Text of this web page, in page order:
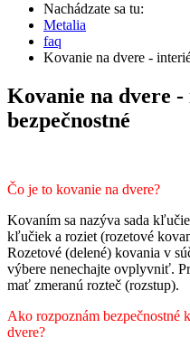
Nachádzate sa tu:
Metalia
faq
Kovanie na dvere -
Kovanie na dvere
bezpečnostné
Čo je to kovanie na dvere?
Kovaním sa nazýva sada
kľučiek a roziet (rozetové
Rozetové (delené) kovania v
výbere nenechajte ovplyvniť.
mať zmeranú rozteč (rozstup).
Ako rozpoznám bezpečnostné
dvere?